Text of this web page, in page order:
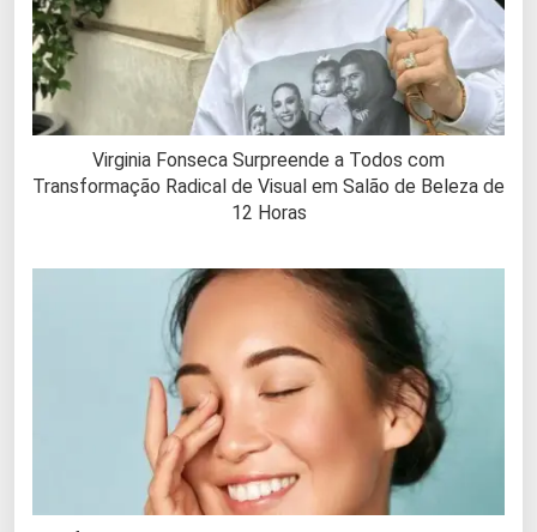
Virginia Fonseca Surpreende a Todos com
Transformação Radical de Visual em Salão de Beleza de
12 Horas